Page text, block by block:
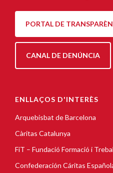
PORTAL DE
CANAL DE DENÚNCIA
ENLLAÇOS D'INTERÈS
Arquebisbat de Barcelona
Càritas Catalunya
FiT – Fundació Formació i
Confederación Cáritas